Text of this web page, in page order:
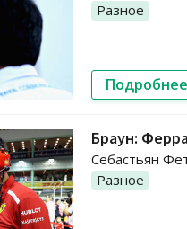
Разное
Подробнее
Браун:
Себастьян
Разное